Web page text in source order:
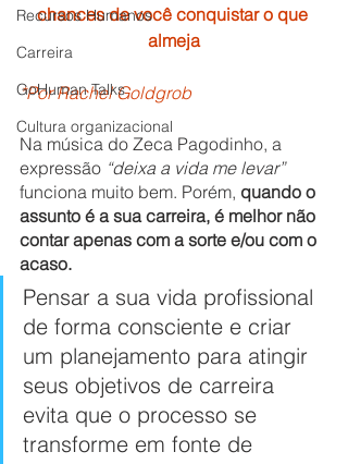
Recursos Humanos
Carreira
GoHuman Talks
Cultura organizacional
chances de você conquistar o que
almeja
*Por Rachel Goldgrob
Na música do Zeca Pagodinho, a
expressão “deixa a vida me levar”
funciona muito bem. Porém, quando o
assunto é a sua carreira, é melhor não
contar apenas com a sorte e/ou com o
acaso.
Pensar a sua vida profissional
de forma consciente e criar
um planejamento para atingir
seus objetivos de carreira
evita que o processo se
transforme em fonte de